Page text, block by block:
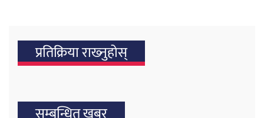
प्रतिक्रिया राख्‍नुहोस्